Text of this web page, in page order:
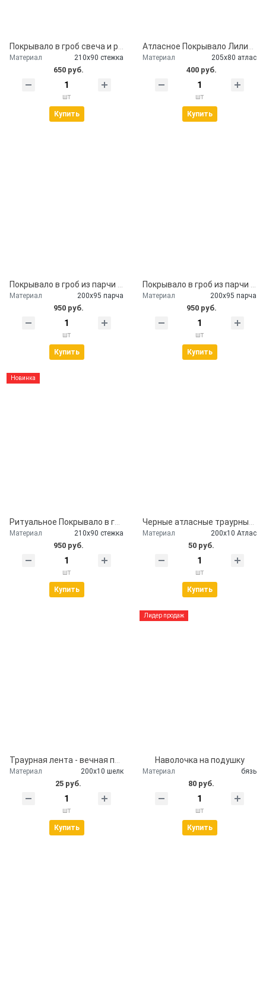
Материал 210х90 стежка
650 руб.
шт
Купить
Материал 205х80 атлас
400 руб.
шт
Купить
Материал 200х95 парча
950 руб.
шт
Купить
Материал 200х95 парча
950 руб.
шт
Купить
Новинка
Ритуальное Покрывало в гроб глиттер серебро
Материал 210х90 стежка
950 руб.
шт
Купить
Черные атласные траурные ленты - скорбим и помним
Материал 200х10 Атлас
50 руб.
шт
Купить
Материал 200х10 шелк
25 руб.
шт
Купить
Лидер продаж
Наволочка на подушку
Материал бязь
80 руб.
шт
Купить